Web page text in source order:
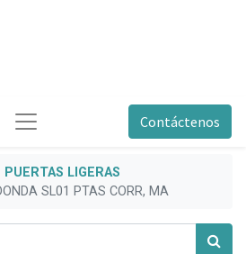
Contáctenos
PUERTAS LIGERAS
SL01 PTAS CORR, MA